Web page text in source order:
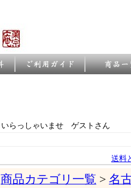
いらっしゃいませ ゲストさん
送料
商品カテゴリ一覧 > 名